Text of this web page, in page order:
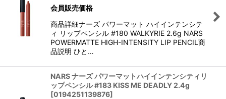
会員販売価格
商品詳細ナーズ パワーマット ハイインテンシテ
ィ リップペンシル #180 WALKYRIE 2.6g NARS
POWERMATTE HIGH-INTENSITY LIP PENCIL商
品説明 ひと…
NARS ナーズ パワーマットハイインテンシティリ
ップペンシル #183 KISS ME DEADLY 2.4g
[0194251139876]